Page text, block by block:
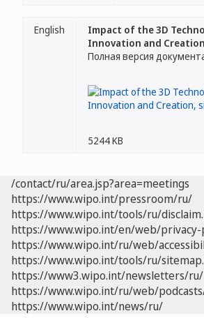
English
Impact of the 3D
Innovation and Creation
Полная версия
5244 KB
/contact/ru/area.jsp?area=meetings
https://www.wipo.int/pressroom/ru/
https://www.wipo.int/tools/ru/
https://www.wipo.int/en/web/
https://www.wipo.int/ru/web/
https://www.wipo.int/tools/ru/
https://www3.wipo.int/newsletters/ru/
https://www.wipo.int/ru/web/
https://www.wipo.int/news/ru/